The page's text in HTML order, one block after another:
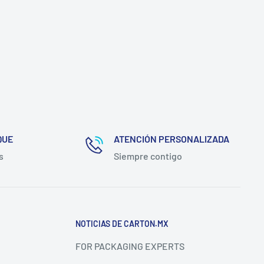
ATENCIÓN PERSONALIZADA
Siempre contigo
NOTICIAS DE CARTON.MX
FOR PACKAGING EXPERTS